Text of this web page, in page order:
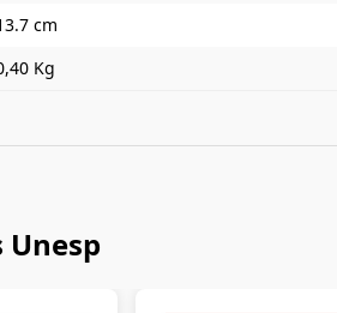
cm
Kg
Unesp